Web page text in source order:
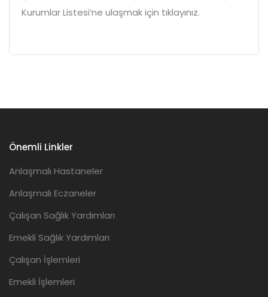
Kurumlar Listesi’ne ulaşmak için tıklayınız.
Önemli Linkler
Anlaşmalı Hastaneler
Anlaşmalı Eczaneler
Çalışan Sağlık Yardımları
Emekli Sağlık Yardımları
Çalışan İşlemleri
Emekli İşlemleri